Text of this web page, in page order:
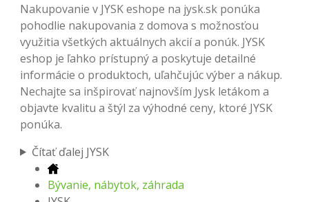
Nakupovanie v JYSK eshope na jysk.sk ponúka
pohodlie nakupovania z domova s možnosťou
využitia všetkých aktuálnych akcií a ponúk. JYSK
eshop je ľahko prístupný a poskytuje detailné
informácie o produktoch, uľahčujúc výber a nákup.
Nechajte sa inšpirovať najnovším Jysk letákom a
objavte kvalitu a štýl za výhodné ceny, ktoré JYSK
ponúka.
Čítať ďalej JYSK
Bývanie, nábytok, záhrada